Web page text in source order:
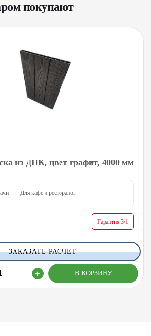
покупают
из ДПК, цвет графит, 4000 мм
Для кафе и ресторанов
Гарантия 3/1
ЗАКАЗАТЬ РАСЧЕТ